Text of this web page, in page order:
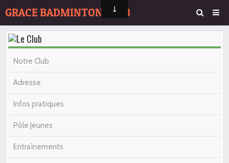
GRACE BADMINTON CLUB
Page d'accueil
Agenda
Notre Club
Adresse
Infos pratiques
Pôle Jeunes
Entraînements